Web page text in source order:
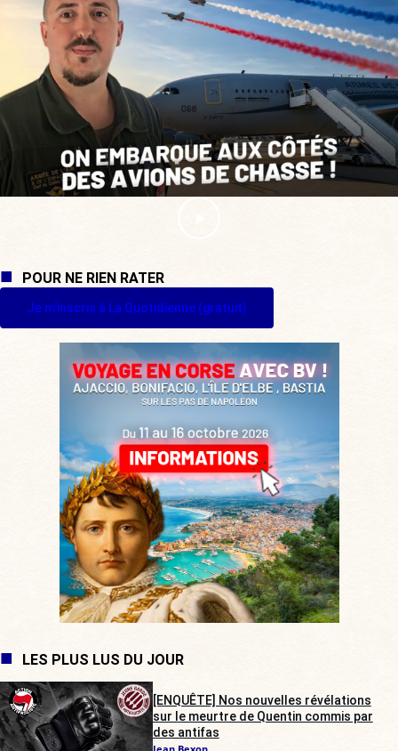
POUR NE RIEN RATER
Je m'inscris à La Quotidienne (gratuit)
LES PLUS LUS DU JOUR
[ENQUÊTE] Nos nouvelles révélations
sur le meurtre de Quentin commis par
des antifas